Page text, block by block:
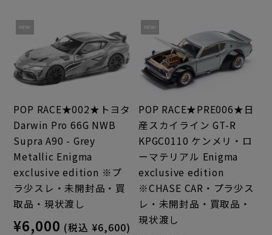
POP RACE★002★トヨタ
Darwin Pro 66G NWB
Supra A90 - Grey
Metallic Enigma
exclusive edition ※プ
ラ少スレ・未開封品・買
取品・現状渡し
¥6,000 (税込 ¥6,600)
POP RACE★PRE006★日
産スカイライン GT-R
KPGC0110 ケンメリ・ロ
ーマテリアル Enigma
exclusive edition
※CHASE CAR・プラ少ス
レ・未開封品・買取品・
現状渡し